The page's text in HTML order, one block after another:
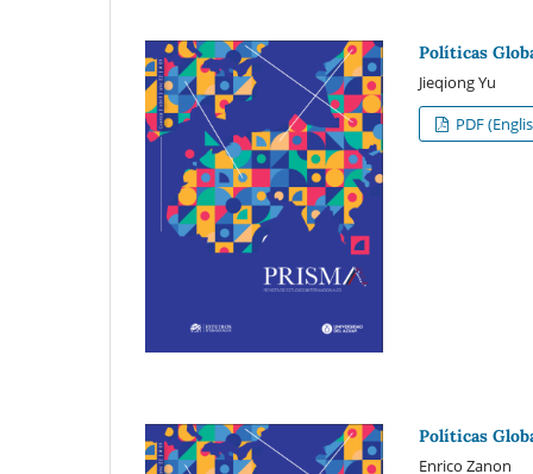
Políticas
Jieqiong Yu
PDF
Políticas
Enrico Zanon